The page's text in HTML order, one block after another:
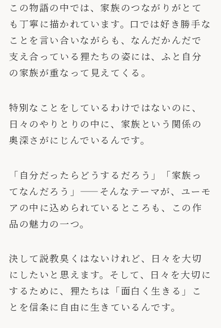
この物語の中では、家族のつながりがとて
も丁寧に描かれています。口では好き勝手な
ことを言い合いながらも、なんだかんだで
支え合っている狸たちの姿には、ふと自分
の家族が重なって見えてくる。
特別なことをしているわけではないのに、
日々のやりとりの中に、家族という関係の
奥深さがにじんでいるんです。
「自分だったらどうするだろう」「家族っ
てなんだろう」——そんなテーマが、ユーモ
アの中に込められているところも、この作
品の魅力の一つ。
決して説教臭くはないけれど、日々を大切
にしたいと思えます。そして、日々を大切に
するために、狸たちは「面白く生きる」こ
とを信条に自由に生きているんです。